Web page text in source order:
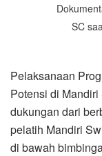
SC
Pelaksanaan
Potensi di
dukungan dari
pelatih Mandiri
di bawah